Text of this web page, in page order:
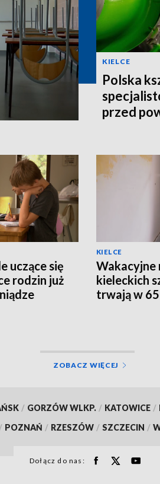
KIELCE
Polska
przed
uczące się
rodzin już
KIELCE
kieleckich
trwają w
ZOBACZ WIĘCEJ
/ GORZÓW WLKP. / KATOWICE /
/ POZNAŃ / RZESZÓW / SZCZECIN /
Dołącz do nas: